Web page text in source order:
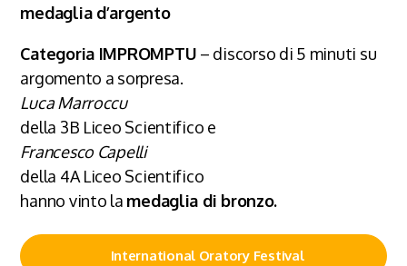
medaglia d’argento
Categoria IMPROMPTU – discorso di 5 minuti su
argomento a sorpresa.
Luca Marroccu
della 3B Liceo Scientifico e
Francesco Capelli
della 4A Liceo Scientifico
hanno vinto la medaglia di bronzo.
International Oratory Festival